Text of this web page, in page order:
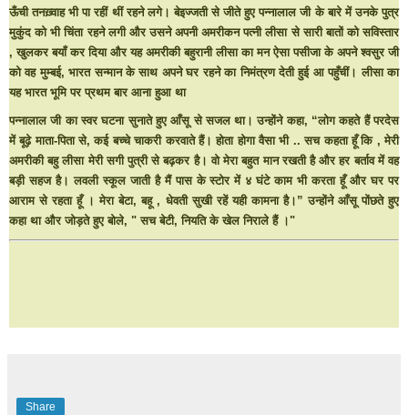
ऊँची तनख़्वाह भी पा रहीं थीं रहने लगे। बेइज्जती से जीते हुए पन्नालाल जी के बारे में उनके पुत्र
मुकुंद को भी चिंता रहने लगी और उसने अपनी अमरीकन पत्नी लीसा से सारी बातों को सविस्तार
, खुलकर बयाँ कर दिया और यह अमरीकी बहुरानी लीसा का मन ऐसा पसीजा के अपने श्वसुर जी
को वह मुम्बई, भारत सन्मान के साथ अपने घर रहने का निमंत्रण देती हुई आ पहुँचीं। लीसा का
यह भारत भूमि पर प्रथम बार आना हुआ था
पन्नालाल जी का स्वर घटना सुनाते हुए आँसू से सजल था। उन्होंने कहा, “लोग कहते हैं परदेस
में बूढ़े माता-पिता से, कई बच्चे चाकरी करवाते हैं। होता होगा वैसा भी .. सच कहता हूँ कि , मेरी
अमरीकी बहु लीसा मेरी सगी पुत्री से बढ़कर है। वो मेरा बहुत मान रखती है और हर बर्ताव में वह
बड़ी सहज है। लवली स्कूल जाती है मैं पास के स्टोर में ४ घंटे काम भी करता हूँ और घर पर
आराम से रहता हूँ । मेरा बेटा, बहू , धेवती सुखी रहें यही कामना है।” उन्होंने आँसू पोंछते हुए
कहा था और जोड़ते हुए बोले, " सच बेटी, नियति के खेल निराले हैं ।"
Share